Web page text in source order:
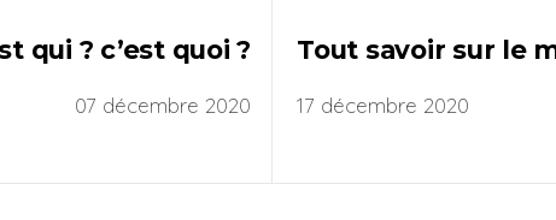
qui ? c’est quoi ?
07 décembre 2020
Tout savoir sur le
17 décembre 2020